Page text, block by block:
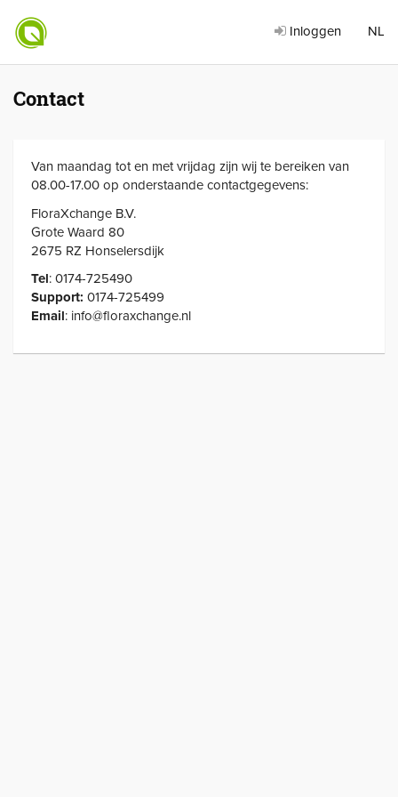
Inloggen NL
Contact
Van maandag tot en met vrijdag zijn wij te bereiken van
08.00-17.00 op onderstaande contactgegevens:
FloraXchange B.V.
Grote Waard 80
2675 RZ Honselersdijk
Tel: 0174-725490
Support: 0174-725499
Email: info@floraxchange.nl